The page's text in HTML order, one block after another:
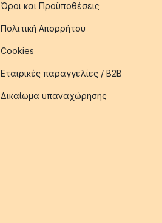
Όροι και Προϋποθέσεις
Πολιτική Απορρήτου
Cookies
Εταιρικές παραγγελίες / B2B
Δικαίωμα υπαναχώρησης